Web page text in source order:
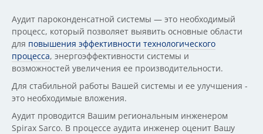
Аудит пароконденсатной системы — это необходимый
процесс, который позволяет выявить основные области
для повышения эффективности технологического
процесса, энергоэффективности системы и
возможностей увеличения ее производительности.
Для стабильной работы Вашей системы и ее улучшения -
это необходимые вложения.
Аудит проводится Вашим региональным инженером
Spirax Sarco. В процессе аудита инженер оценит Вашу